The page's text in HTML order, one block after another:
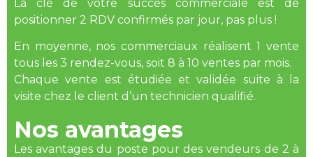
La clé de votre succès commerciale est de
positionner 2 RDV confirmés par jour, pas plus !
En moyenne, nos commerciaux réalisent 1 vente
tous les 3 rendez-vous, soit 8 à 10 ventes par mois.
Chaque vente est étudiée et validée suite à la
visite chez le client d’un technicien qualifié.
Nos avantages
Les avantages du poste pour des vendeurs de 2 à